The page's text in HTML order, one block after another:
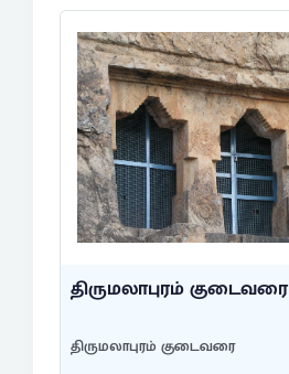
திருமலாபுரம் குடைவரை
திருமலாபுரம் குடைவரை